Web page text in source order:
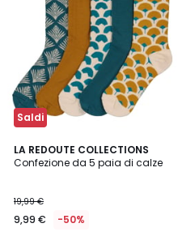
Saldi
LA REDOUTE COLLECTIONS
Confezione da 5 paia di calze
19,99 €
9,99 € -50%
4,4
/ 5